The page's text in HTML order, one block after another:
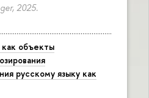
2025.
объекты
русскому языку как